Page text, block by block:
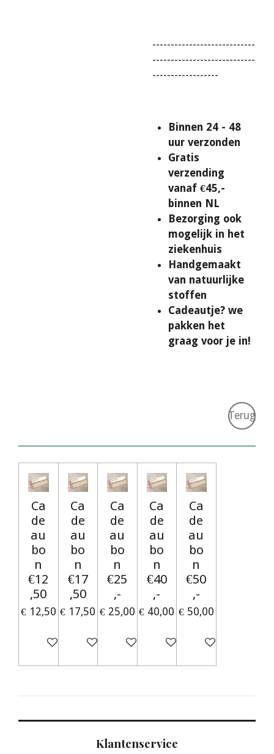
----------------------------
----------------------------
------------------
Binnen 24 - 48
uur verzonden
Gratis
verzending
vanaf €45,-
binnen NL
Bezorging ook
mogelijk in het
ziekenhuis
Handgemaakt
van natuurlijke
stoffen
Cadeautje? we
pakken het
graag voor je in!
Terug
Ca
de
au
bo
n
€12
,50
€ 12,50
Bekijk details
Ca
de
au
bo
n
€17
,50
€ 17,50
Bekijk details
Ca
de
au
bo
n
€25
,-
€ 25,00
Bekijk details
Ca
de
au
bo
n
€40
,-
€ 40,00
Bekijk details
Ca
de
au
bo
n
€50
,-
€ 50,00
Bekijk details
Klantenservice